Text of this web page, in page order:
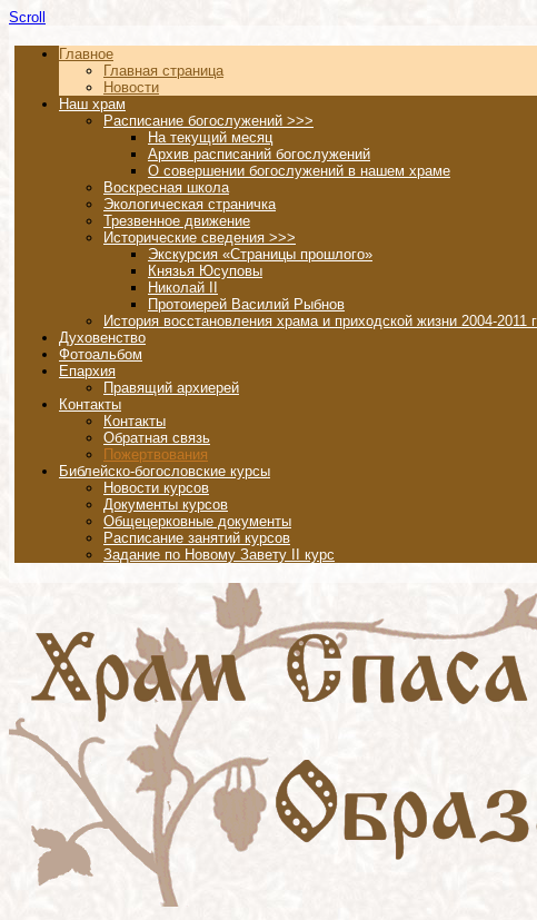
Scroll
Главное
Главная страница
Новости
Наш храм
Расписание богослужений >>>
На текущий месяц
Архив расписаний богослужений
О совершении богослужений в нашем храме
Воскресная школа
Экологическая страничка
Трезвенное движение
Исторические сведения >>>
Экскурсия «Страницы прошлого»
Князья Юсуповы
Николай II
Протоиерей Василий Рыбнов
История восстановления храма и приходской жизни 2004-2011
Духовенство
Фотоальбом
Епархия
Правящий архиерей
Контакты
Контакты
Обратная связь
Пожертвования
Библейско-богословские курсы
Новости курсов
Документы курсов
Общецерковные документы
Расписание занятий курсов
Задание по Новому Завету II курс